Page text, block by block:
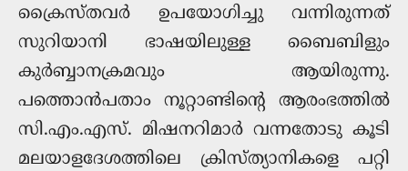
ക്രൈസ്തവർ ഉപയോഗിച്ചു വന്നിരുന്നത്
സുറിയാനി ഭാഷയിലുള്ള ബൈബിളും
കുർബ്ബാനക്രമവും ആയിരുന്നു.
പത്തൊൻപതാം നൂറ്റാണ്ടിന്റെ ആരംഭത്തിൽ
സി.എം.എസ്. മിഷനറിമാർ വന്നതോടു കൂടി
മലയാളദേശത്തിലെ ക്രിസ്ത്യാനികളെ പറ്റി